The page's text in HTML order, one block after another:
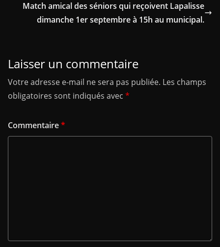
Match amical des séniors qui reçoivent Lapalisse
dimanche 1er septembre à 15h au municipal.
Laisser un commentaire
Votre adresse e-mail ne sera pas publiée. Les champs
obligatoires sont indiqués avec *
Commentaire*